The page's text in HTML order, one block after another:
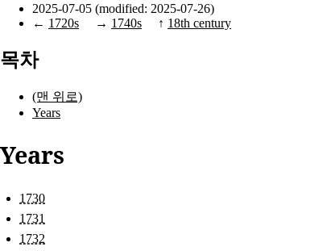
2025-07-05 (modified: 2025-07-26)
← 1720s → 1740s ↑ 18th century
목차
(맨 위로)
Years
Years
1730
1731
1732